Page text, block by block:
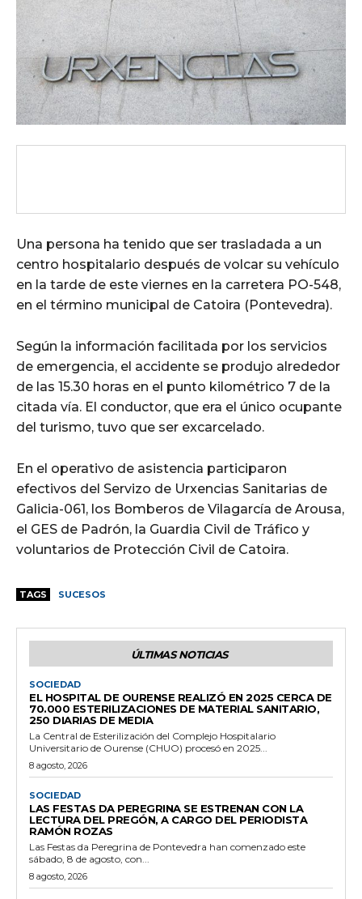
Una persona ha tenido que ser trasladada a un
centro hospitalario después de volcar su vehículo
en la tarde de este viernes en la carretera PO-548,
en el término municipal de Catoira (Pontevedra).
Según la información facilitada por los servicios
de emergencia, el accidente se produjo alrededor
de las 15.30 horas en el punto kilométrico 7 de la
citada vía. El conductor, que era el único ocupante
del turismo, tuvo que ser excarcelado.
En el operativo de asistencia participaron
efectivos del Servizo de Urxencias Sanitarias de
Galicia-061, los Bomberos de Vilagarcía de Arousa,
el GES de Padrón, la Guardia Civil de Tráfico y
voluntarios de Protección Civil de Catoira.
TAGS SUCESOS
ÚLTIMAS NOTICIAS
SOCIEDAD
EL HOSPITAL DE OURENSE REALIZÓ EN 2025 CERCA DE
70.000 ESTERILIZACIONES DE MATERIAL SANITARIO,
250 DIARIAS DE MEDIA
La Central de Esterilización del Complejo Hospitalario
Universitario de Ourense (CHUO) procesó en 2025...
8 agosto, 2026
SOCIEDAD
LAS FESTAS DA PEREGRINA SE ESTRENAN CON LA
LECTURA DEL PREGÓN, A CARGO DEL PERIODISTA
RAMÓN ROZAS
Las Festas da Peregrina de Pontevedra han comenzado este
sábado, 8 de agosto, con...
8 agosto, 2026